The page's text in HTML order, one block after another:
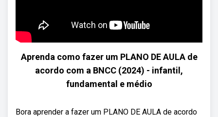
Aprenda como fazer um PLANO DE AULA de
acordo com a BNCC (2024) - infantil,
fundamental e médio
Bora aprender a fazer um PLANO DE AULA de acordo